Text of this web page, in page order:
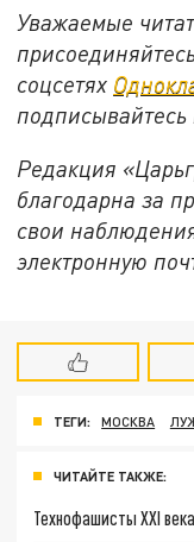
Уважаемые
соцсетях
Редакция
благодарна за
свои
электронную
ТЕГИ: МОСКВА
ЧИТАЙТЕ ТАКЖЕ:
Технофашисты XXI века